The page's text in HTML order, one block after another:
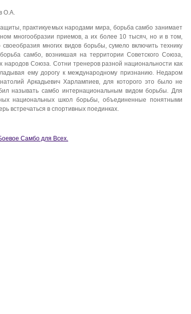
О.А.
практикуемых народами мира, борьба самбо занимает
многообразии приемов, а их более 10 тысяч, но и в том,
многих видов борьбы, сумело включить технику
самбо, возникшая на территории Советского Союза,
народов Союза. Сотни тренеров разной национальности как
ему дорогу к международному признанию. Недаром
Аркадьевич Харлампиев, для которого это было не
называть самбо интернациональным видом борьбы. Для
национальных школ борьбы, объединенные понятными
встречаться в спортивных поединках.
Самбо для Всех.